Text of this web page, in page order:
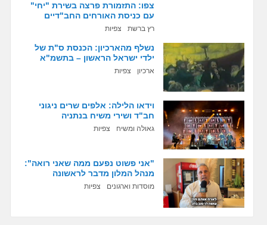
צפו: התזמורת פרצה בשירת "יחי"
עם כניסת האורחים החב"דיים
רץ ברשת צפיות
נשלף מהארכיון: הכנסת ס"ת של
ילדי ישראל הראשון – בתשמ"א
ארכיון צפיות
וידאו הלילה: אלפים שרים ניגוני
חב"ד ושירי משיח בנתניה
גאולה ומשיח צפיות
"אני פשוט נפעם ממה שאני רואה":
מנהל המלון מדבר לראשונה
מוסדות וארגונים צפיות